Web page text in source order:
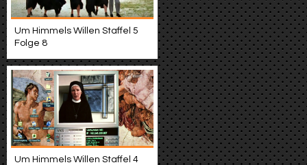
Um Himmels Willen Staffel 5
Folge 8
Um Himmels Willen Staffel 4